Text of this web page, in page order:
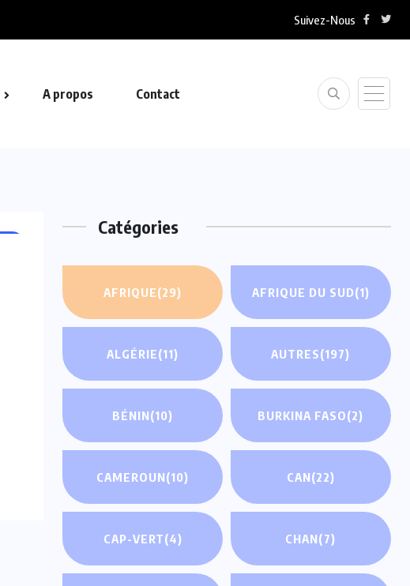
Suivez-Nous
A propos Contact
Catégories
AFRIQUE(29) AFRIQUE DU SUD(1)
ALGÉRIE(11) AUTRES(197)
BÉNIN(10) BURKINA FASO(2)
CAMEROUN(10) CAN(22)
CAP-VERT(4) CHAN(7)